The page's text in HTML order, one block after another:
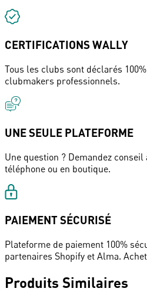
CERTIFICATIONS WALLY
Tous les clubs sont déclarés
clubmakers professionnels.
UNE SEULE PLATEFORME
Une question ? Demandez
téléphone ou en boutique.
PAIEMENT SÉCURISÉ
Plateforme de paiement 100%
partenaires Shopify et Alma.
Produits Similaires